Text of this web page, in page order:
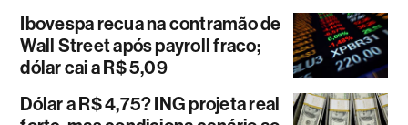
Ibovespa recua na contramão de
Wall Street após payroll fraco;
dólar cai a R$ 5,09
Dólar a R$ 4,75? ING projeta real